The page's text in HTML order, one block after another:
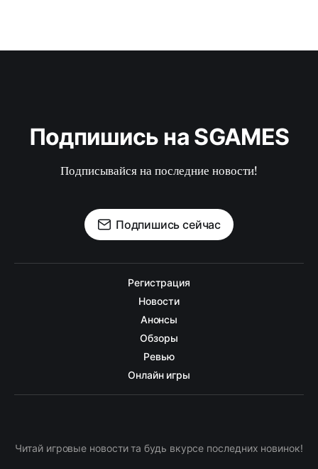
Подпишись на SGAMES
Подписывайся на последние новости!
Подпишись сейчас
Регистрация
Новости
Анонсы
Обзоры
Ревью
Онлайн игры
Читай игровые новости та будь вкурсе последних новинок!